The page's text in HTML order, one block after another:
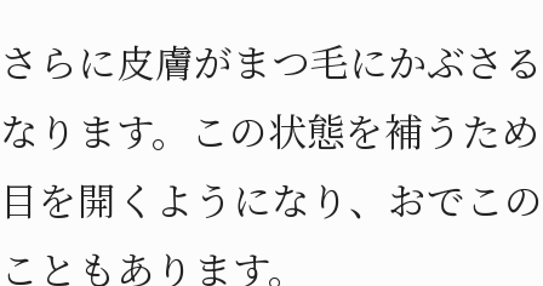
さらに皮膚がまつ毛にかぶさ
なります。この状態を補うた
目を開くようになり、おでこ
こともあります。